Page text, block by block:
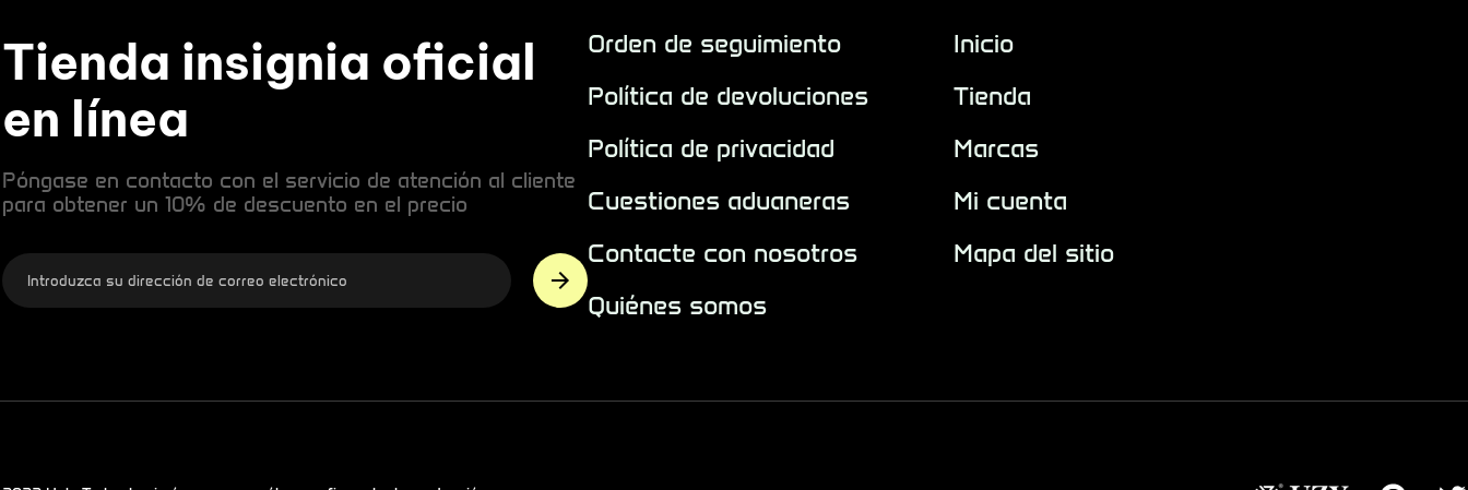
Tienda insignia oficial
en línea
Póngase en contacto con el servicio de atención al cliente
para obtener un 10% de descuento en el precio
Orden de seguimiento
Política de devoluciones
Política de privacidad
Cuestiones aduaneras
Contacte con nosotros
Quiénes somos
Inicio
Tienda
Marcas
Mi cuenta
Mapa del sitio